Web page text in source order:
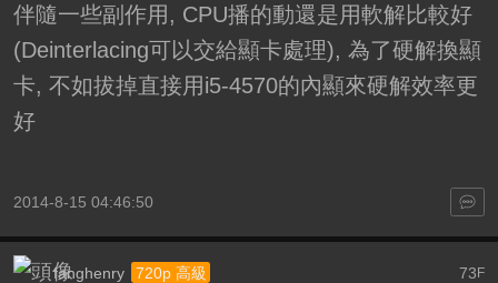
伴隨一些副作用, CPU播的動還是用軟解比較好
(Deinterlacing可以交給顯卡處理), 為了硬解換顯
卡, 不如拔掉直接用i5-4570的內顯來硬解效率更
好
2014-8-15 04:46:50
73F
fanghenry 720p 高級